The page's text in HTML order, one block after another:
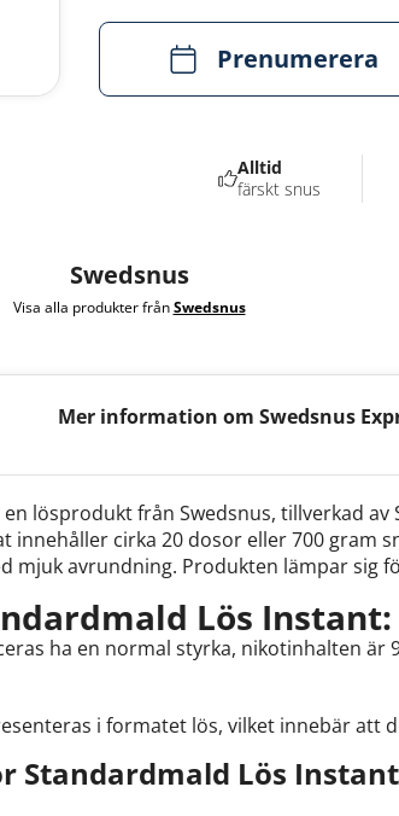
Prenumerera
Mer information om Swedsnus
lösprodukt från Swedsnus, tillverkad
cirka 20 dosor eller 700 gram
avrundning. Produkten lämpar sig
Lös
ha en normal styrka, nikotinhalten är
i formatet lös, vilket innebär
Standardmald Lös Instant
Swedsnus
Visa alla produkter frånSwedsnus
Alltid
färskt snus